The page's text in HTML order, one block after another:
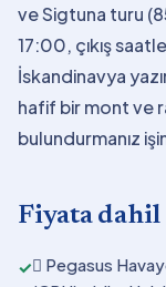
ve Sigtuna turu
17:00, çıkış
İskandinavya
hafif bir mont ve
bulundurmanız
Fiyata dahil
✓ Pegasus